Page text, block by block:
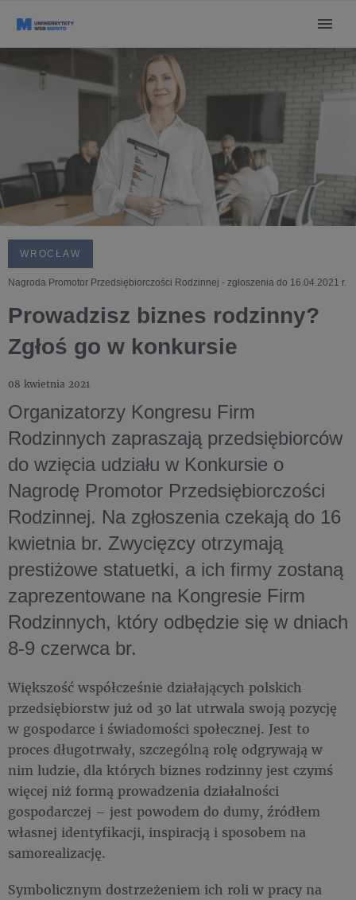
WROCŁAW
Nagroda Promotor Przedsiębiorczości Rodzinnej - zgłoszenia do 16.04.2021 r.
Prowadzisz biznes rodzinny?
Zgłoś go w konkursie
08 kwietnia 2021
Organizatorzy Kongresu Firm
Rodzinnych zapraszają przedsiębiorców
do wzięcia udziału w Konkursie o
Nagrodę Promotor Przedsiębiorczości
Rodzinnej. Na zgłoszenia czekają do 16
kwietnia br. Zwycięzcy otrzymają
prestiżowe statuetki, a ich firmy zostaną
zaprezentowane na Kongresie Firm
Rodzinnych, który odbędzie się w dniach
8-9 czerwca br.
Większość współcześnie działających polskich
przedsiębiorstw już od 30 lat utrwala swoją pozycję
w gospodarce i świadomości społecznej. Jest to
proces długotrwały, szczególną rolę odgrywają w
nim ludzie, dla których biznes rodzinny jest czymś
więcej niż formą prowadzenia działalności
gospodarczej – jest powodem do dumy, źródłem
własnej identyfikacji, inspiracją i sposobem na
samorealizację.
Symbolicznym dostrzeżeniem ich roli w pracy na